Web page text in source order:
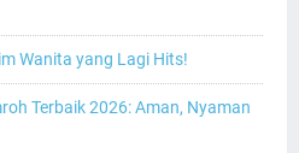
Wanita yang Lagi Hits!
Terbaik 2026: Aman, Nyaman